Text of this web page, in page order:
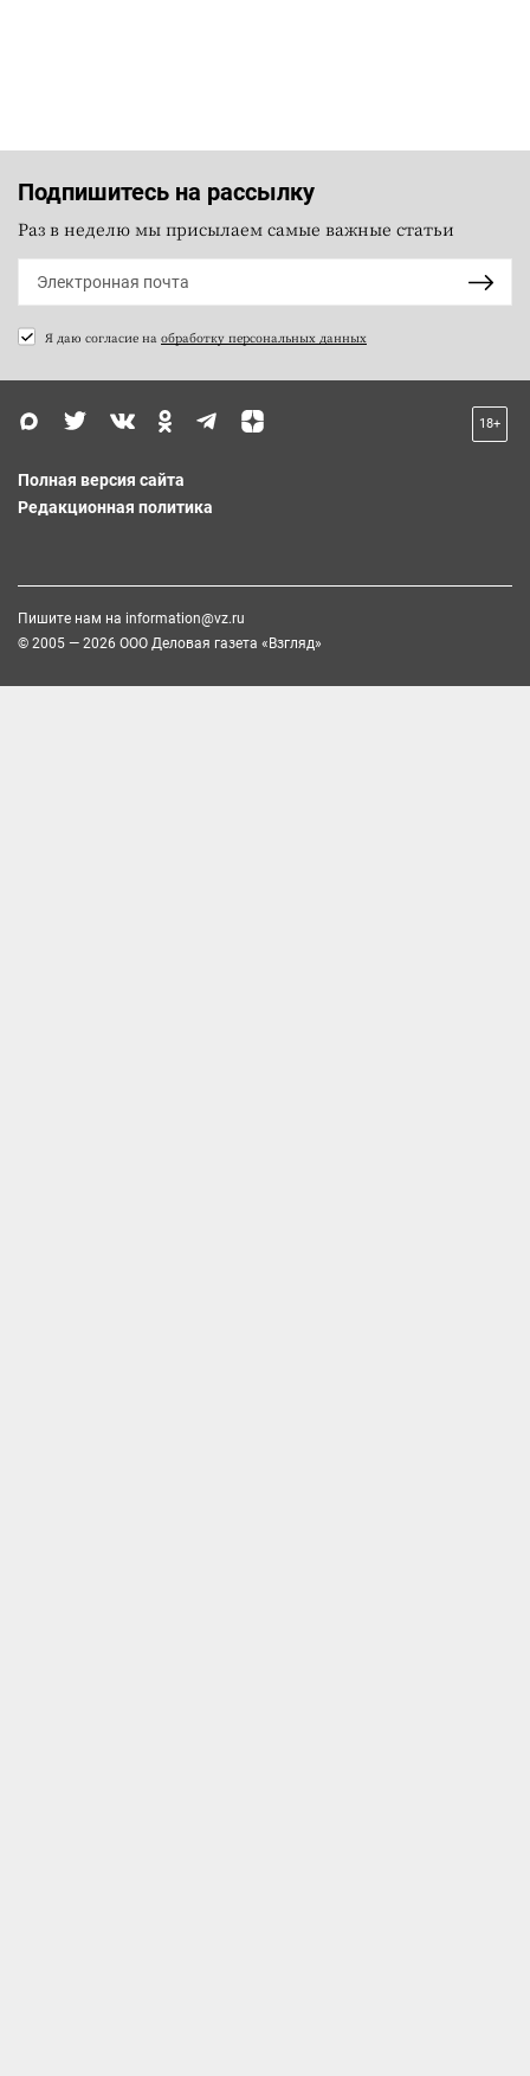
Подпишитесь на рассылку
Раз в неделю мы присылаем самые важные статьи
Я даю согласие на обработку персональных данных
18+
Полная версия сайта
Редакционная политика
Пишите нам на information@vz.ru
© 2005 — 2026 ООО Деловая газета «Взгляд»